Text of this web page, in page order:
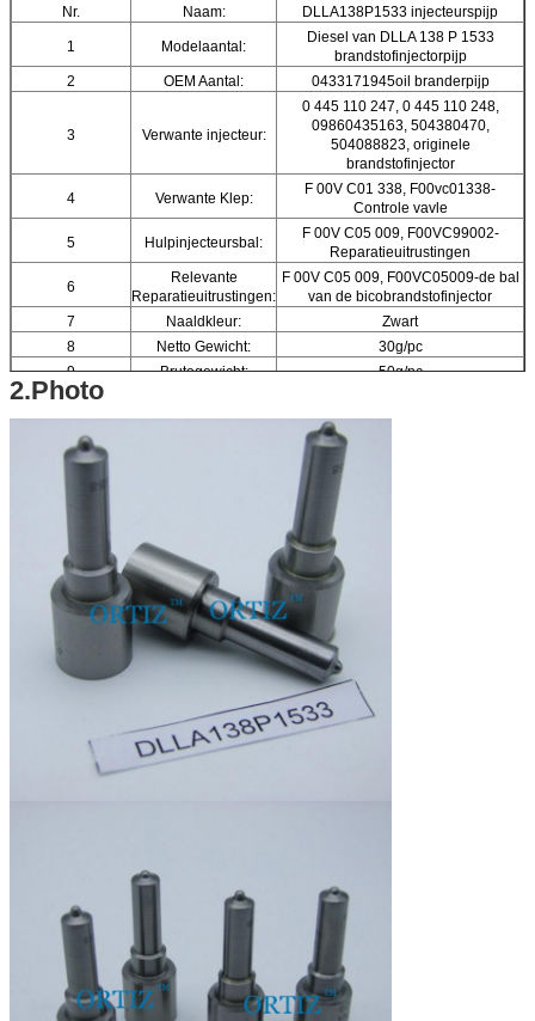
Nr. Naam: DLLA138P1533 injecteurspijp
1 Modelaantal:
Diesel van DLLA 138 P 1533
brandstofinjectorpijp
2
OEM Aantal: 0433171945oil branderpijp
3 Verwante injecteur:
0 445 110 247, 0 445 110 248,
09860435163, 504380470,
504088823, originele
brandstofinjector
4 Verwante Klep:
F 00V C01 338, F00vc01338-
Controle vavle
5 Hulpinjecteursbal:
F 00V C05 009, F00VC99002-
Reparatieuitrustingen
6
Relevante
Reparatieuitrustingen:
F 00V C05 009, F00VC05009-de bal
van de bicobrandstofinjector
7
Naaldkleur:
Zwart
8
Netto Gewicht:
30g/pc
9
Brutogewicht: 50g/pc
pijpgat:
11
13
14
Merknaam:
2.Photo